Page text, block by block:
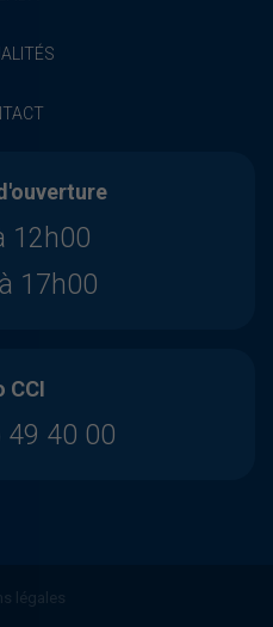
12h00
17h00
CCI
40 00
légales